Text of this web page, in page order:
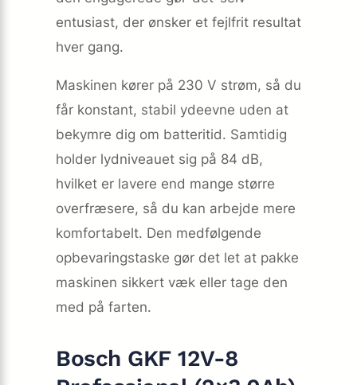
entusiast, der ønsker et fejlfrit resultat
hver gang.
Maskinen kører på 230 V strøm, så du
får konstant, stabil ydeevne uden at
bekymre dig om batteritid. Samtidig
holder lydniveauet sig på 84 dB,
hvilket er lavere end mange større
overfræsere, så du kan arbejde mere
komfortabelt. Den medfølgende
opbevaringstaske gør det let at pakke
maskinen sikkert væk eller tage den
med på farten.
Bosch GKF 12V-8